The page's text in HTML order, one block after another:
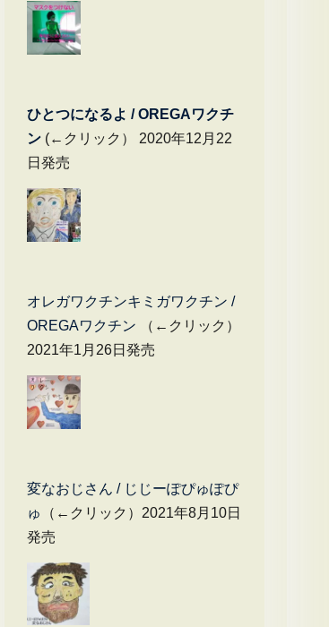
ひとつになるよ / OREGAワクチ
ン (←クリック） 2020年12月22
日発売
オレガワクチンキミガワクチン /
OREGAワクチン （←クリック）
2021年1月26日発売
変なおじさん / じじーぽぴゅぽぴ
ゅ
（←クリック）2021年8月10日
発売